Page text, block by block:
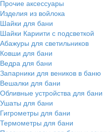
Прочие аксессуары
Изделия из войлока
Шайки для бани
Шайки Кариити с подсветкой
Абажуры для светильников
Ковши для бани
Ведра для бани
Запарники для веников в баню
Вешалки для бани
Обливные устройства для бани
Ушаты для бани
Гигрометры для бани
Термометры для бани